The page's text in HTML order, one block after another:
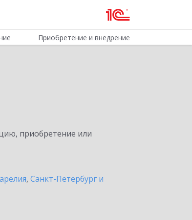
Приобретение и внедрение
приобретение или
, Санкт-Петербург и